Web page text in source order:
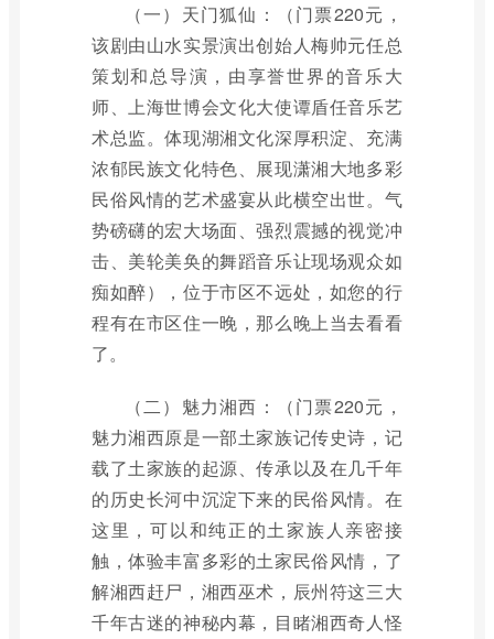
（一）天门狐仙：（门票220元，
该剧由山水实景演出创始人梅帅元任总
策划和总导演，由享誉世界的音乐大
师、上海世博会文化大使谭盾任音乐艺
术总监。体现湖湘文化深厚积淀、充满
浓郁民族文化特色、展现潇湘大地多彩
民俗风情的艺术盛宴从此横空出世。气
势磅礴的宏大场面、强烈震撼的视觉冲
击、美轮美奂的舞蹈音乐让现场观众如
痴如醉），位于市区不远处，如您的行
程有在市区住一晚，那么晚上当去看看
了。
（二）魅力湘西：（门票220元，
魅力湘西原是一部土家族记传史诗，记
载了土家族的起源、传承以及在几千年
的历史长河中沉淀下来的民俗风情。在
这里，可以和纯正的土家族人亲密接
触，体验丰富多彩的土家民俗风情，了
解湘西赶尸，湘西巫术，辰州符这三大
千年古迷的神秘内幕，目睹湘西奇人怪